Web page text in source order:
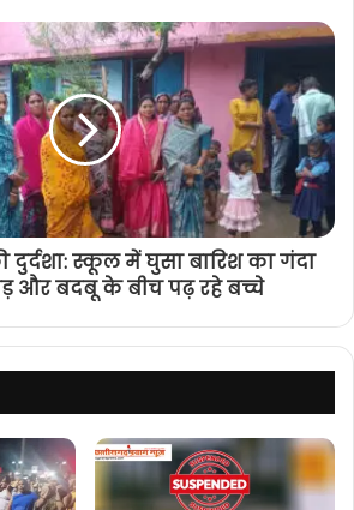
दुर्दशा: स्कूल में घुसा बारिश का गंदा
और बदबू के बीच पढ़ रहे बच्चे